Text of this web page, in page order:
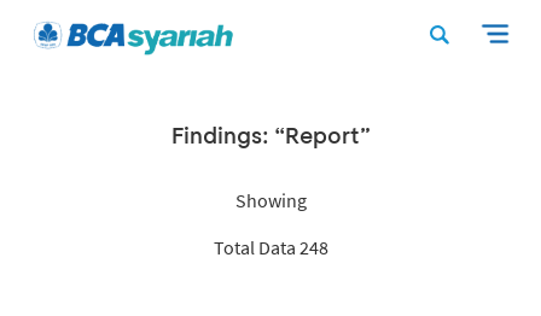
Findings: “Report”
Showing
Total Data 248